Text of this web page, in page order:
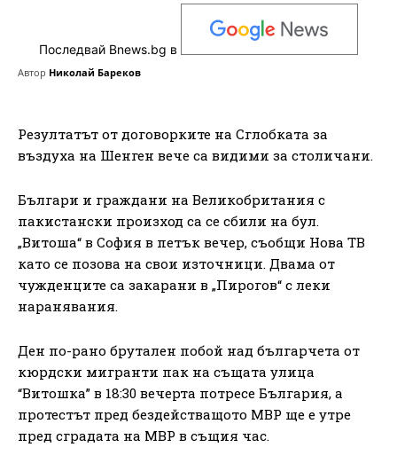
Последвай Bnews.bg в
Автор Николай Бареков
Резултатът от договорките на Сглобката за
въздуха на Шенген вече са видими за столичани.
Българи и граждани на Великобритания с
пакистански произход са се сбили на бул.
„Витоша“ в София в петък вечер, съобщи Нова ТВ
като се позова на свои източници. Двама от
чужденците са закарани в „Пирогов“ с леки
наранявания.
Ден по-рано брутален побой над българчета от
кюрдски мигранти пак на същата улица
“Витошка” в 18:30 вечерта потресе България, а
протестът пред бездействащото МВР ще е утре
пред сградата на МВР в същия час.